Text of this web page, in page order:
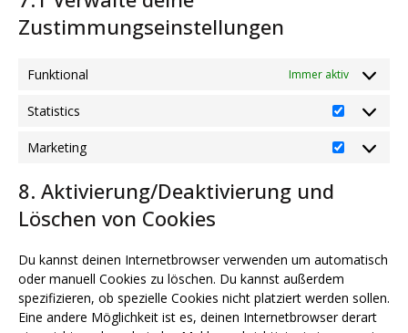
Zustimmungseinstellungen
Funktional Immer aktiv
Statistics
Statistics
Marketing
Marketing
8. Aktivierung/Deaktivierung und
Löschen von Cookies
Du kannst deinen Internetbrowser verwenden um automatisch
oder manuell Cookies zu löschen. Du kannst außerdem
spezifizieren, ob spezielle Cookies nicht platziert werden sollen.
Eine andere Möglichkeit ist es, deinen Internetbrowser derart